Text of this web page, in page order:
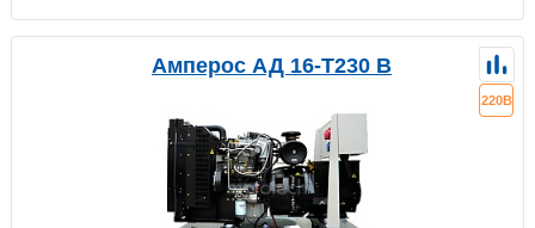
Амперос АД 16-Т230 B
220В